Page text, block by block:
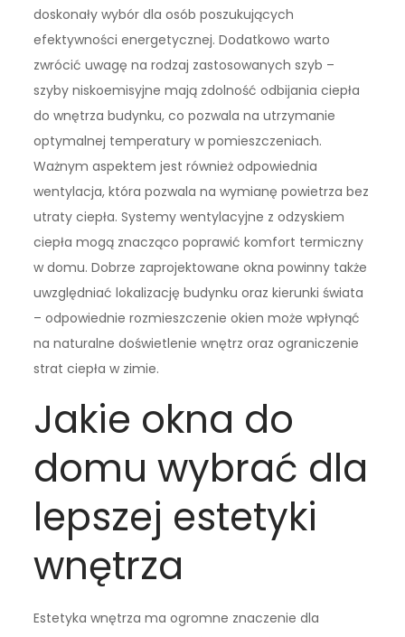
doskonały wybór dla osób poszukujących
efektywności energetycznej. Dodatkowo warto
zwrócić uwagę na rodzaj zastosowanych szyb –
szyby niskoemisyjne mają zdolność odbijania ciepła
do wnętrza budynku, co pozwala na utrzymanie
optymalnej temperatury w pomieszczeniach.
Ważnym aspektem jest również odpowiednia
wentylacja, która pozwala na wymianę powietrza bez
utraty ciepła. Systemy wentylacyjne z odzyskiem
ciepła mogą znacząco poprawić komfort termiczny
w domu. Dobrze zaprojektowane okna powinny także
uwzględniać lokalizację budynku oraz kierunki świata
– odpowiednie rozmieszczenie okien może wpłynąć
na naturalne doświetlenie wnętrz oraz ograniczenie
strat ciepła w zimie.
Jakie okna do
domu wybrać dla
lepszej estetyki
wnętrza
Estetyka wnętrza ma ogromne znaczenie dla